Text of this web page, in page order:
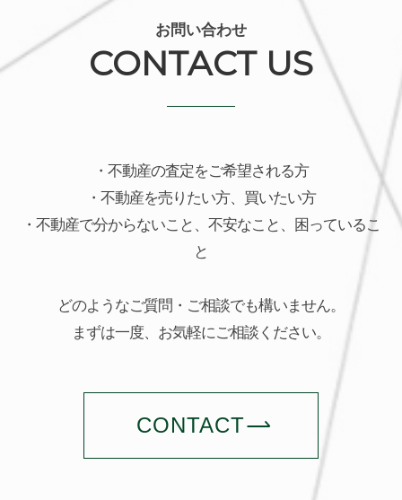
お問い合わせ
CONTACT US
・不動産の査定をご希望される方
・不動産を売りたい方、買いたい方
・不動産で分からないこと、不安なこと、困っているこ
と
どのようなご質問・ご相談でも構いません。
まずは一度、お気軽にご相談ください。
CONTACT